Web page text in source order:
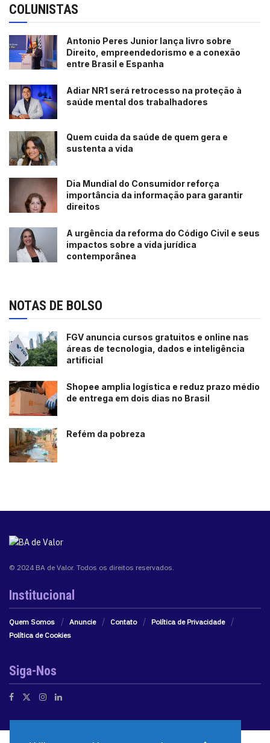
COLUNISTAS
Antonio Peres Junior lança livro sobre
Direito, empreendedorismo e a conexão
entre Brasil e Espanha
Adiar NR1 será retrocesso na proteção à
saúde mental dos trabalhadores
Quem cuida da saúde de quem gera e
sustenta a vida
Dia Mundial do Consumidor reforça
importância da informação para garantir
direitos
A urgência da reforma do Código Civil e seus
impactos sobre a vida jurídica
contemporânea
NOTAS DE BOLSO
FGV anuncia cursos gratuitos e online nas
áreas de tecnologia, dados e inteligência
artificial
Shopee amplia logística e reduz prazo médio
de entrega em dois dias no Brasil
Refém da pobreza
© 2024 BA de Valor. Todos os direitos reservados.
Institucional
Quem Somos Anuncie Contato
Política de Privacidade
Política de Cookies
Siga-Nos